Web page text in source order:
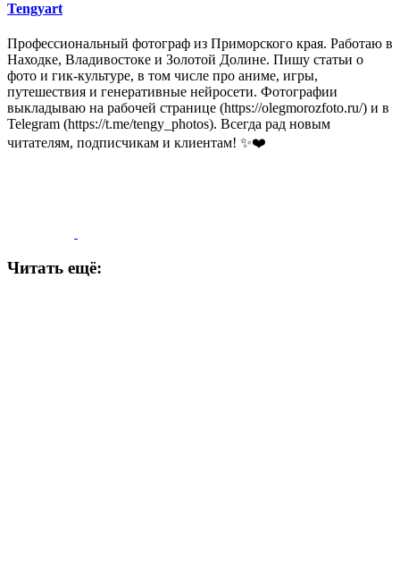
Tengyart
Профессиональный фотограф из Приморского края. Работаю в
Находке, Владивостоке и Золотой Долине. Пишу статьи о
фото и гик-культуре, в том числе про аниме, игры,
путешествия и генеративные нейросети. Фотографии
выкладываю на рабочей странице (https://olegmorozfoto.ru/) и в
Telegram (https://t.me/tengy_photos). Всегда рад новым
читателям, подписчикам и клиентам! ✨❤️
Читать ещё: